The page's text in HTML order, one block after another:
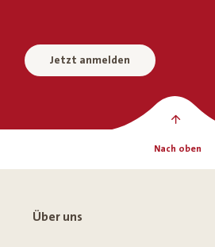
Jetzt anmelden
Nach oben
Über uns